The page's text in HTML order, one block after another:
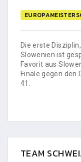
Die erste
Slowenien ist
Favorit aus
Finale gegen den
41.
TEAM